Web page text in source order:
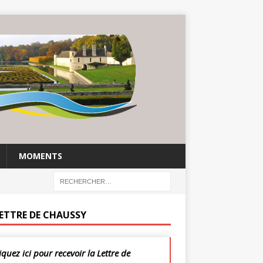
MOMENTS
DE CHAUSSY
ici pour recevoir la Lettre de